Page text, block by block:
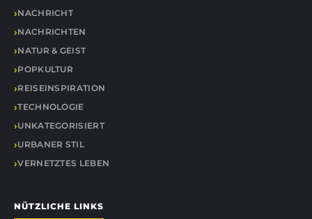
NACHRICHT
NACHRICHTEN
NATUR & GEIST
POPKULTUR
REISEINSPIRATION
TECHNOLOGIE
UNKATEGORISIERT
URBANER STIL
VERNETZTES LEBEN
NÜTZLICHE LINKS